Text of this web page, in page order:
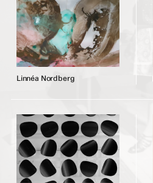
Linnéa Nordberg